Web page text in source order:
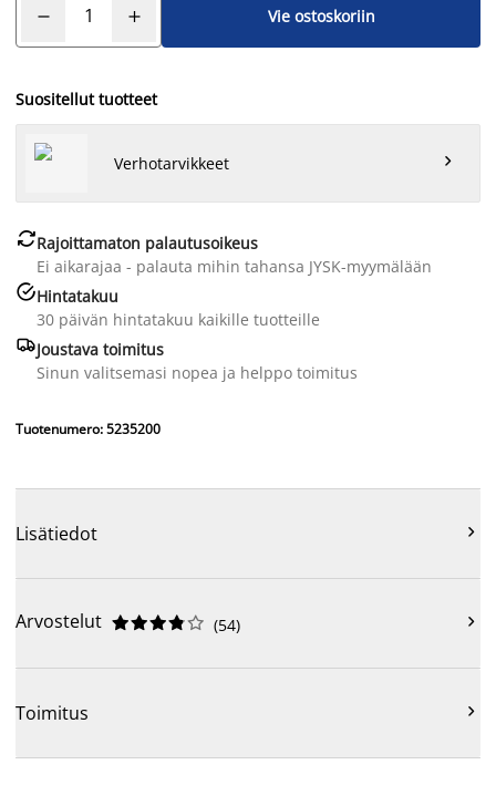
Vie ostoskoriin
Suositellut tuotteet
Verhotarvikkeet 
Rajoittamaton palautusoikeus
Ei aikarajaa - palauta mihin tahansa JYSK-myymälään
Hintatakuu
30 päivän hintatakuu kaikille tuotteille
Joustava toimitus
Sinun valitsemasi nopea ja helppo toimitus
Tuotenumero: 5235200
Lisätiedot 
Arvostelut 




 (54) 
Toimitus 